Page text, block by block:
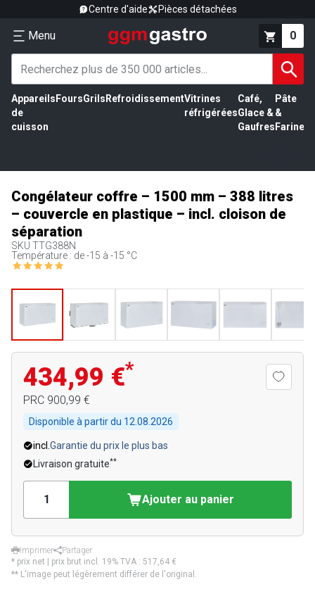
Centre d'aide Pièces détachées
Menu 0
Appareils
de
cuisson
FoursGrils RefroidissementVitrines
réfrigérées
Café,
Glace &
Gaufres
Pâte
&
Farine
Congélateur coffre – 1500 mm – 388 litres
– couvercle en plastique – incl. cloison de
séparation
SKU TTG388N
Température : de -15 à -15 °C
434,99 €*
PRC 900,99 €
Disponible à partir du 12.08.2026
incl. Garantie du prix le plus bas
Livraison gratuite**
Ajouter au panier
Imprimer
Partager
* prix net | prix brut incl. 19% TVA : 517,64 €
** L'image peut légèrement différer de l'original.